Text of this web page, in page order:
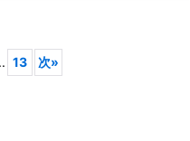
13 次»